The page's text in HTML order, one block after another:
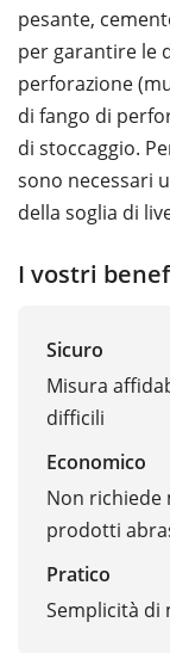
pesante,
per garantire le
perforazione
di fango di
di stoccaggio.
sono necessari
della soglia di
I vostri
Sicuro
Misura
difficili
Economico
Non richiede
prodotti
Pratico
Semplicità di